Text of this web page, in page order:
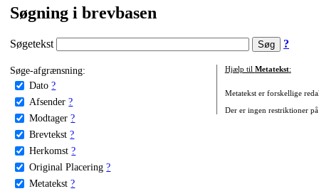
Søgning i brevbasen
Søgetekst ?
Søge-afgrænsning:
Dato ?
Afsender ?
Modtager ?
Brevtekst ?
Herkomst ?
Original Placering ?
Metatekst ?
Hjælp til Metatekst:
Metatekst er forskellige
Der er ingen restriktioner